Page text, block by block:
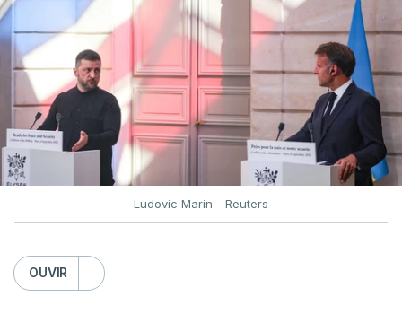
Ludovic Marin - Reuters
OUVIR